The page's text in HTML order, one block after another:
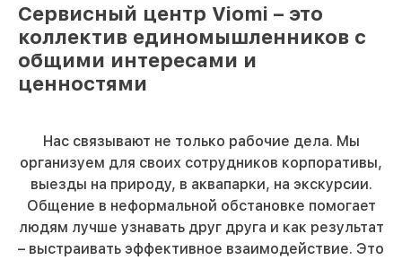
Сервисный центр Viomi – это
коллектив единомышленников с
общими интересами и
ценностями
Нас связывают не только рабочие дела. Мы
организуем для своих сотрудников корпоративы,
выезды на природу, в аквапарки, на экскурсии.
Общение в неформальной обстановке помогает
людям лучше узнавать друг друга и как результат
– выстраивать эффективное взаимодействие. Это